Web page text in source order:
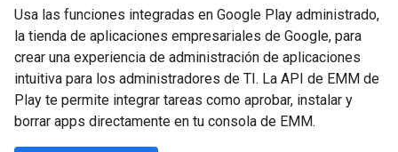
Usa las funciones integradas en Google Play administrado,
la tienda de aplicaciones empresariales de Google, para
crear una experiencia de administración de aplicaciones
intuitiva para los administradores de TI. La API de EMM de
Play te permite integrar tareas como aprobar, instalar y
borrar apps directamente en tu consola de EMM.